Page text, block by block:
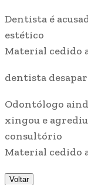
Dentista é
estético
Material cedido
dentista
Odontólogo
xingou e
consultório
Material cedido
Voltar